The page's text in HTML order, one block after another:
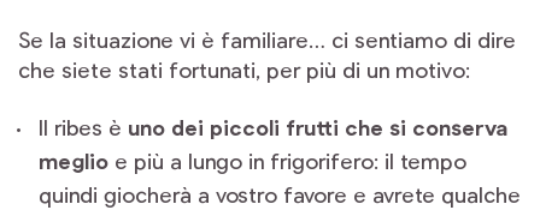
Se la situazione vi è familiare… ci sentiamo di dire
che siete stati fortunati, per più di un motivo:
Il ribes è uno dei piccoli frutti che si conserva
meglio e più a lungo in frigorifero: il tempo
quindi giocherà a vostro favore e avrete qualche